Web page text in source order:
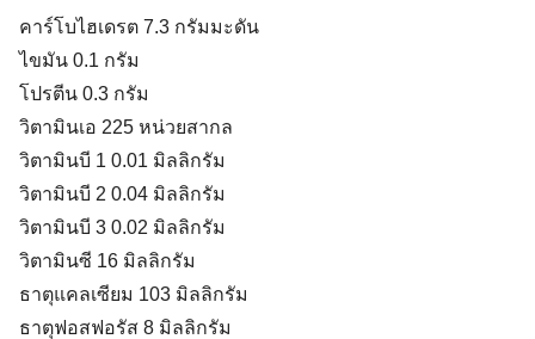
คาร์โบไฮเดรต 7.3 กรัมมะดัน
ไขมัน 0.1 กรัม
โปรตีน 0.3 กรัม
วิตามินเอ 225 หน่วยสากล
วิตามินบี 1 0.01 มิลลิกรัม
วิตามินบี 2 0.04 มิลลิกรัม
วิตามินบี 3 0.02 มิลลิกรัม
วิตามินซี 16 มิลลิกรัม
ธาตุแคลเซียม 103 มิลลิกรัม
ธาตุฟอสฟอรัส 8 มิลลิกรัม